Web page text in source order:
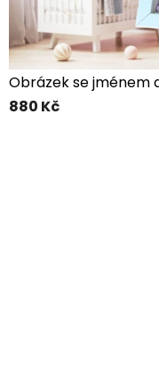
Obrázek se jménem
880 Kč